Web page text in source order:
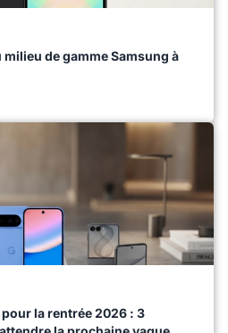
de gamme Samsung à
la rentrée 2026 : 3